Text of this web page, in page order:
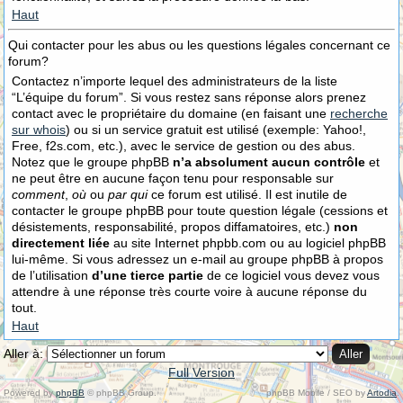
Haut
Qui contacter pour les abus ou les questions légales concernant ce
forum?
Contactez n’importe lequel des administrateurs de la liste
“L’équipe du forum”. Si vous restez sans réponse alors prenez
contact avec le propriétaire du domaine (en faisant une recherche
sur whois) ou si un service gratuit est utilisé (exemple: Yahoo!,
Free, f2s.com, etc.), avec le service de gestion ou des abus.
Notez que le groupe phpBB n’a absolument aucun contrôle et
ne peut être en aucune façon tenu pour responsable sur
comment, où ou par quice forum est utilisé. Il est inutile de
contacter le groupe phpBB pour toute question légale (cessions et
désistements, responsabilité, propos diffamatoires, etc.) non
directement liée au site Internet phpbb.com ou au logiciel phpBB
lui-même. Si vous adressez un e-mail au groupe phpBB à propos
de l’utilisation d’une tierce partie de ce logiciel vous devez vous
attendre à une réponse très courte voire à aucune réponse du
tout.
Haut
Aller à:
Full Version
Powered byphpBB © phpBB Group. phpBB Mobile / SEO byArtodia.